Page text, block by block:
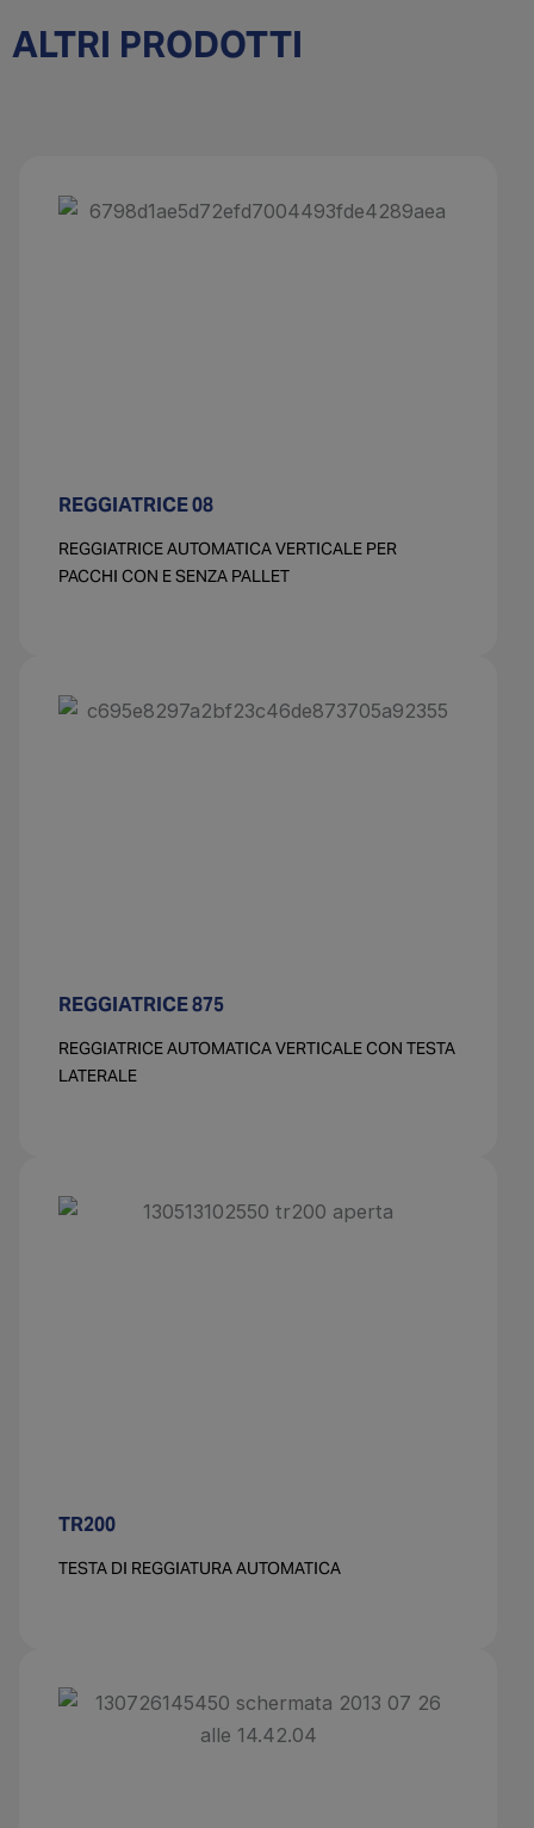
ALTRI PRODOTTI
REGGIATRICE 08
REGGIATRICE AUTOMATICA VERTICALE PER
PACCHI CON E SENZA PALLET
REGGIATRICE 875
REGGIATRICE AUTOMATICA VERTICALE CON TESTA
LATERALE
TR200
TESTA DI REGGIATURA AUTOMATICA